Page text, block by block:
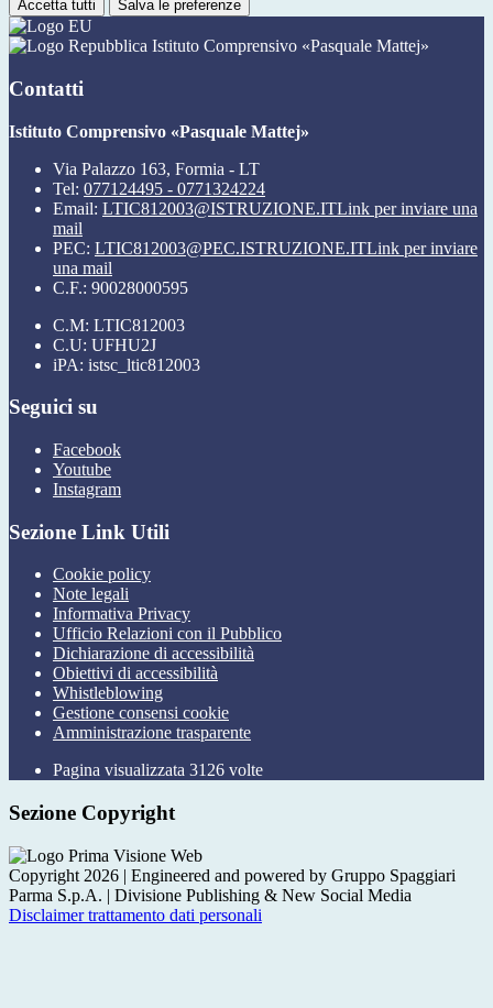
Accetta tutti Salva le preferenze
Istituto Comprensivo «Pasquale Mattej»
Contatti
Istituto Comprensivo «Pasquale Mattej»
Via Palazzo 163, Formia - LT
Tel: 077124495 - 0771324224
Email: LTIC812003@ISTRUZIONE.ITLink per inviare una
mail
PEC: LTIC812003@PEC.ISTRUZIONE.ITLink per inviare
una mail
C.F.: 90028000595
C.M: LTIC812003
C.U: UFHU2J
iPA: istsc_ltic812003
Seguici su
Facebook
Youtube
Instagram
Sezione Link Utili
Cookie policy
Note legali
Informativa Privacy
Ufficio Relazioni con il Pubblico
Dichiarazione di accessibilità
Obiettivi di accessibilità
Whistleblowing
Gestione consensi cookie
Amministrazione trasparente
Pagina visualizzata 3126 volte
Sezione Copyright
Copyright 2026 | Engineered and powered by Gruppo Spaggiari
Parma S.p.A. | Divisione Publishing & New Social Media
Disclaimer trattamento dati personali